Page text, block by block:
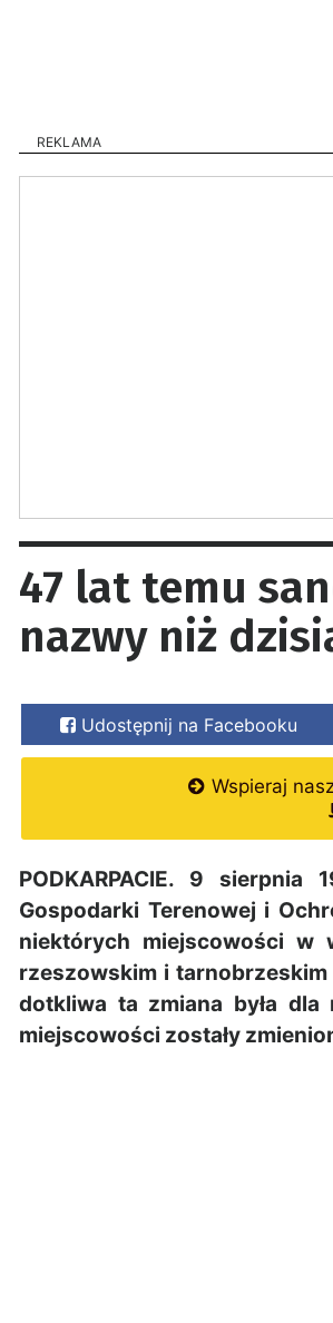
REKLAMA
47 lat temu
nazwy niż
Udostępnij na Facebooku
Wspieraj
PODKARPACIE. 9
Gospodarki Terenowej i
niektórych miejscowości w
rzeszowskim i
dotkliwa ta zmiana była
miejscowości zostały